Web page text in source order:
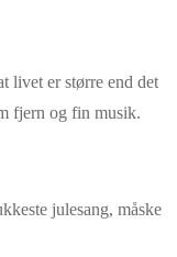
livet er større end det
fjern og fin musik.
julesang, måske